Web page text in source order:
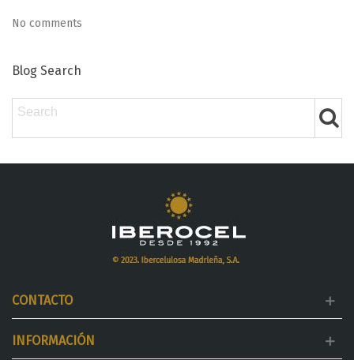
No comments
Blog Search
CONTACTO
INFORMACIÓN